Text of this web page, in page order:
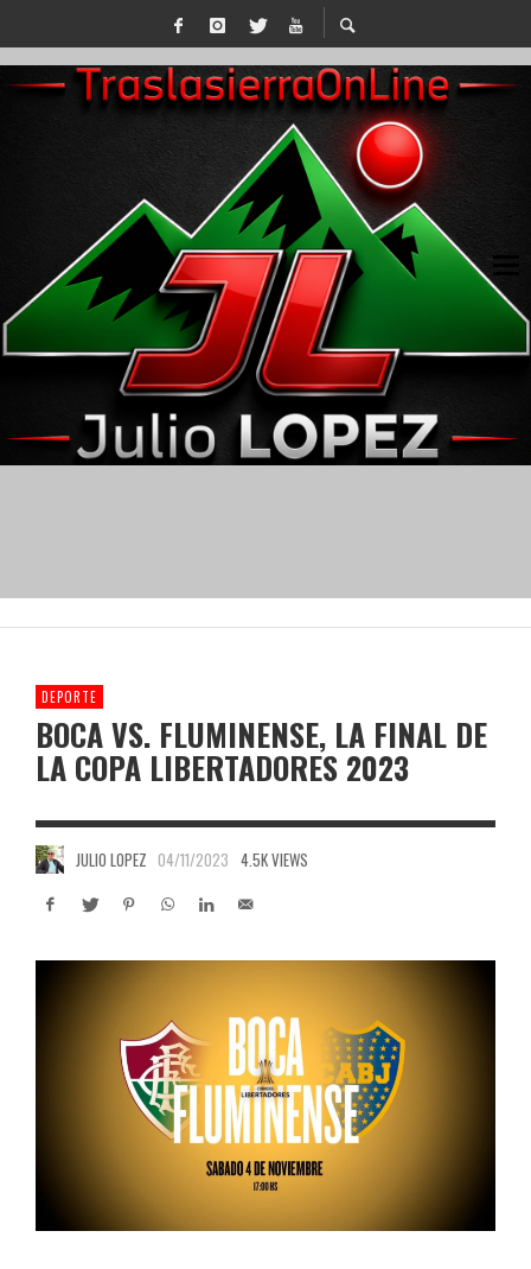
DEPORTE
BOCA VS. FLUMINENSE, LA FINAL DE
LA COPA LIBERTADORES 2023
JULIO LOPEZ 04/11/2023 4.5K VIEWS